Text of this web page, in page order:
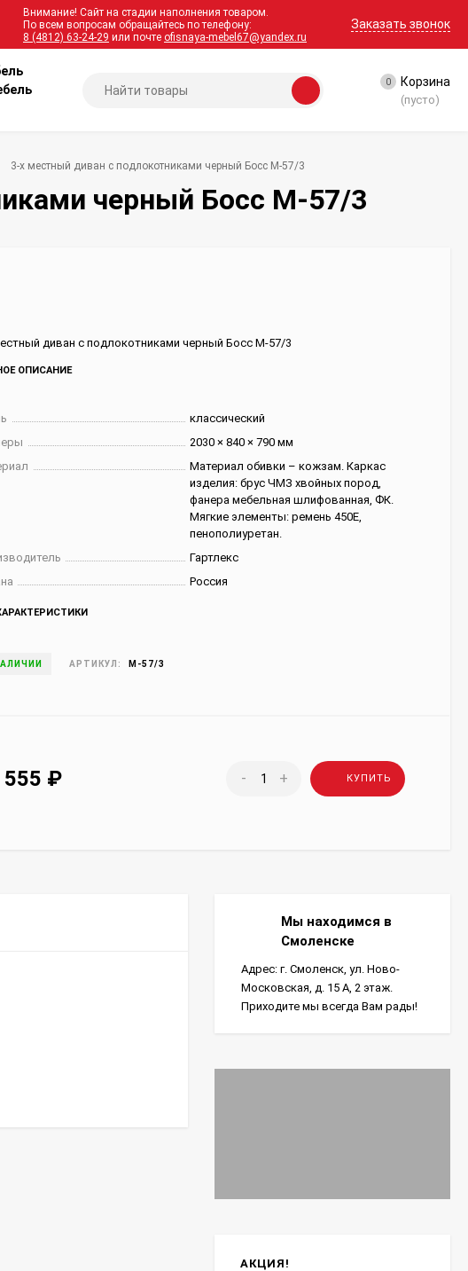
Внимание! Сайт на стадии наполнения товаром.
По всем вопросам обращайтесь по телефону:
8 (4812) 63-24-29 или почте ofisnaya-mebel67@yandex.ru
Заказать звонок
0 Корзина
(пусто)
3-х местный диван с подлокотниками черный Босс М-57/3
черный Босс М-57/3
диван с подлокотниками черный Босс М-57/3
ОПИСАНИЕ
классический
2030 × 840 × 790 мм
Материал обивки – кожзам. Каркас
изделия: брус ЧМЗ хвойных пород,
фанера мебельная шлифованная, ФК.
Мягкие элементы: ремень 450Е,
пенополиуретан.
Гартлекс
Россия
АРТИКУЛ: М-57/3
555 ₽ - + КУПИТЬ
Мы находимся в
Смоленске
Адрес: г. Смоленск, ул. Ново-
Московская, д. 15 А, 2 этаж.
Приходите мы всегда Вам рады!
АКЦИЯ!